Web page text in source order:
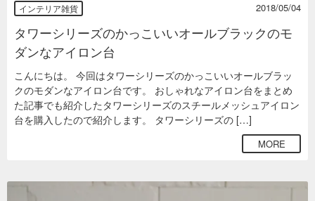
インテリア雑貨 2018/05/04
タワーシリーズのかっこいいオールブラックのモ
ダンなアイロン台
こんにちは。 今回はタワーシリーズのかっこいいオールブラッ
クのモダンなアイロン台です。 おしゃれなアイロン台をまとめ
た記事でも紹介したタワーシリーズのスチールメッシュアイロン
台を購入したので紹介します。 タワーシリーズの […]
MORE